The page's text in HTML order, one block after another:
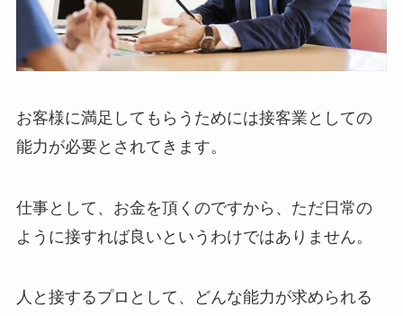
お客様に満足してもらうためには接客業としての
能力が必要とされてきます。
仕事として、お金を頂くのですから、ただ日常の
ように接すれば良いというわけではありません。
人と接するプロとして、どんな能力が求められる